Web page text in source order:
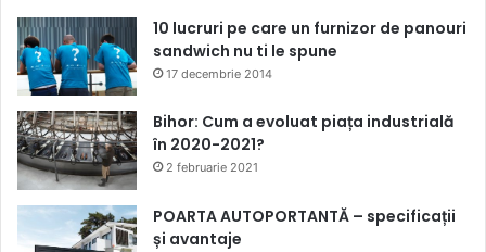
10 lucruri pe care un furnizor de panouri
sandwich nu ti le spune
17 decembrie 2014
Bihor: Cum a evoluat piața industrială
în 2020-2021?
2 februarie 2021
POARTA AUTOPORTANTĂ – specificații
și avantaje